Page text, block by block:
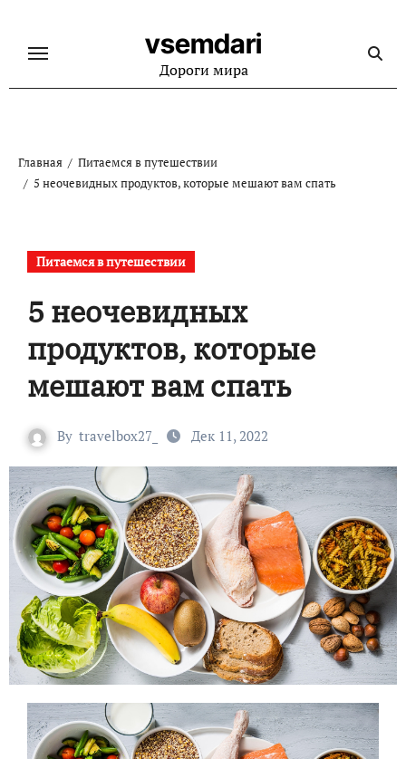
содержанию
vsemdari
Дороги мира
Главная
Питаемся в путешествии
5 неочевидных продуктов, которые мешают вам спать
Питаемся в путешествии
5 неочевидных
продуктов, которые
мешают вам спать
By travelbox27_ Дек 11, 2022